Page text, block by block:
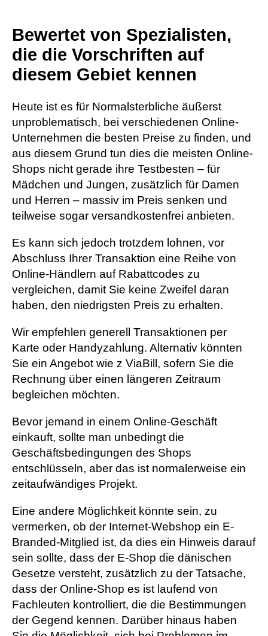
Bewertet von Spezialisten,
die die Vorschriften auf
diesem Gebiet kennen
Heute ist es für Normalsterbliche äußerst
unproblematisch, bei verschiedenen Online-
Unternehmen die besten Preise zu finden, und
aus diesem Grund tun dies die meisten Online-
Shops nicht gerade ihre Testbesten – für
Mädchen und Jungen, zusätzlich für Damen
und Herren – massiv im Preis senken und
teilweise sogar versandkostenfrei anbieten.
Es kann sich jedoch trotzdem lohnen, vor
Abschluss Ihrer Transaktion eine Reihe von
Online-Händlern auf Rabattcodes zu
vergleichen, damit Sie keine Zweifel daran
haben, den niedrigsten Preis zu erhalten.
Wir empfehlen generell Transaktionen per
Karte oder Handyzahlung. Alternativ könnten
Sie ein Angebot wie z ViaBill, sofern Sie die
Rechnung über einen längeren Zeitraum
begleichen möchten.
Bevor jemand in einem Online-Geschäft
einkauft, sollte man unbedingt die
Geschäftsbedingungen des Shops
entschlüsseln, aber das ist normalerweise ein
zeitaufwändiges Projekt.
Eine andere Möglichkeit könnte sein, zu
vermerken, ob der Internet-Webshop ein E-
Branded-Mitglied ist, da dies ein Hinweis darauf
sein sollte, dass der E-Shop die dänischen
Gesetze versteht, zusätzlich zu der Tatsache,
dass der Online-Shop es ist laufend von
Fachleuten kontrolliert, die die Bestimmungen
der Gegend kennen. Darüber hinaus haben